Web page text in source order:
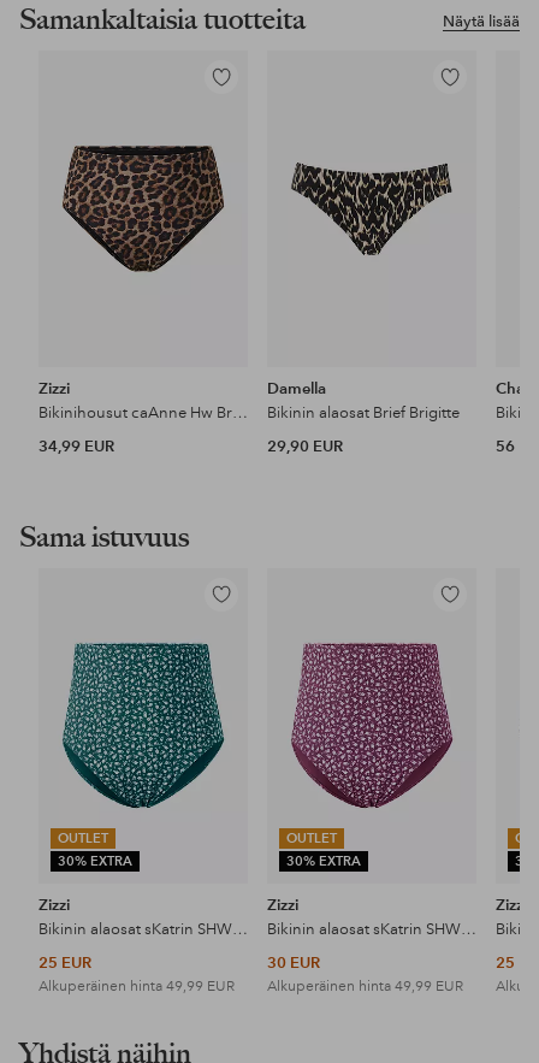
Näytä lisää
Samankaltaisia tuotteita
Lisää
Zizzi
Bikinihousut caAnne Hw Brief Aop
34,99 EUR
Lisää
Damella
Bikinin alaosat Brief Brigitte
29,90 EUR
56
Sama istuvuus
OUTLET
30% EXTRA
Lisää
Zizzi
Bikinin alaosat sKatrin SHW Brief Aop
25 EUR
Alkuperäinen hinta 49,99 EUR
OUTLET
30% EXTRA
Lisää
Zizzi
Bikinin alaosat sKatrin SHW Brief Aop
30 EUR
Alkuperäinen hinta49,99 EUR
Zizzi
25
Yhdistä näihin